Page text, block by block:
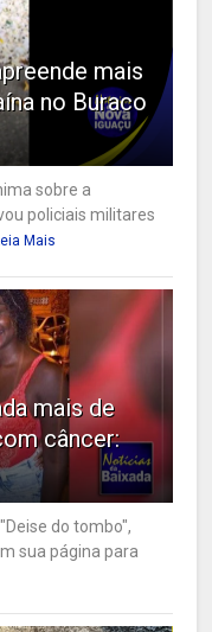
mais
no Buraco
sobre a
policiais militares
Mais
mais de
câncer:
do tombo",
sua página para